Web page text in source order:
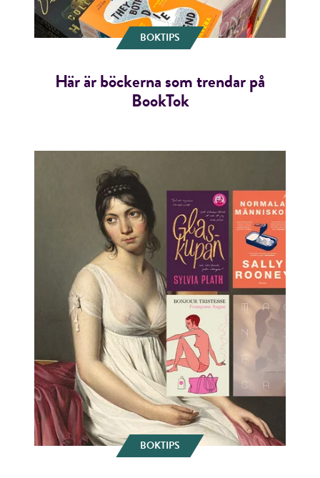
BOKTIPS
Här är böckerna som trendar på
BookTok
BOKTIPS